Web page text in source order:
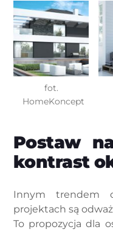
fot.
HomeKoncept
Postaw
kontrast
Innym trendem
projektach są
To propozycja dla